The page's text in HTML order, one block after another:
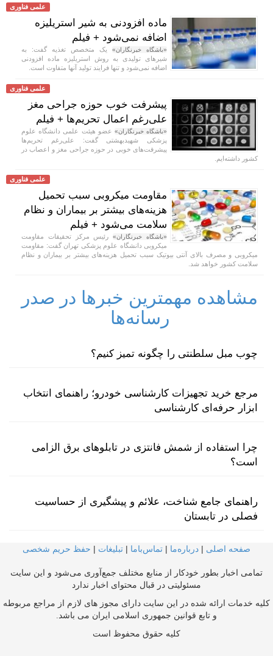
علمی فناوری
ماده افزودنی به شیر استریلیزه
اضافه نمی‌شود + فیلم
«باشگاه خبرنگاران» یک متخصص تغذیه گفت: به
شیر‌های تولیدی به روش استریلیزه ماده افزودنی
اضافه نمی‌شود و تنها فرایند تولید آنها متفاوت است.
علمی فناوری
پیشرفت خوب حوزه جراحی مغز
علی‌رغم اعمال تحریم‌ها + فیلم
«باشگاه خبرنگاران» عضو هیئت علمی دانشگاه علوم
پزشکی شهیدبهشتی گفت: علی‌رغم تحریم‌ها
پیشرفت‌های خوبی در حوزه جراحی مغز و اعصاب در
کشور داشته‌ایم.
علمی فناوری
مقاومت میکروبی سبب تحمیل
هزینه‌های بیشتر بر بیماران و نظام
سلامت می‌شود + فیلم
«باشگاه خبرنگاران»رئیس مرکز تحقیقات مقاومت
میکروبی دانشگاه علوم پزشکی تهران گفت: مقاومت
میکروبی و مصرف بالای آنتی بیوتیک سبب تحمیل هزینه‌های بیشتر بر بیماران و نظام
سلامت کشور خواهد شد.
مشاهده مهمترین خبرها در صدر
رسانه‌ها
چوب مبل سلطنتی را چگونه تمیز کنیم؟
مرجع خرید تجهیزات کارشناسی خودرو؛ راهنمای انتخاب
ابزار حرفه‌ای کارشناسی
چرا استفاده از شمش فانتزی در تابلوهای برق الزامی
است؟
راهنمای جامع شناخت، علائم و پیشگیری از حساسیت
فصلی در تابستان
صفحه اصلی | درباره‌ما | تماس‌با‌ما | تبلیغات | حفظ حریم شخصی
تمامی اخبار بطور خودکار از منابع مختلف جمع‌آوری می‌شود و این سایت
مسئولیتی در قبال محتوای اخبار ندارد
کلیه خدمات ارائه شده در این سایت دارای مجوز های لازم از مراجع مربوطه
و تابع قوانین جمهوری اسلامی ایران می باشد.
کلیه حقوق محفوظ است